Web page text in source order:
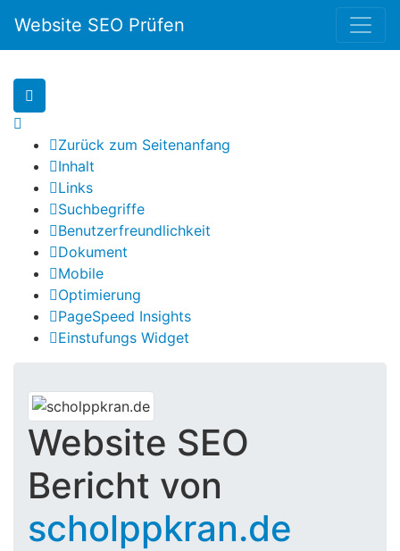
Website SEO Prüfen
Zurück zum Seitenanfang
Inhalt
Links
Suchbegriffe
Benutzerfreundlichkeit
Dokument
Mobile
Optimierung
PageSpeed Insights
Einstufungs Widget
Website SEO
Bericht von
scholppkran.de